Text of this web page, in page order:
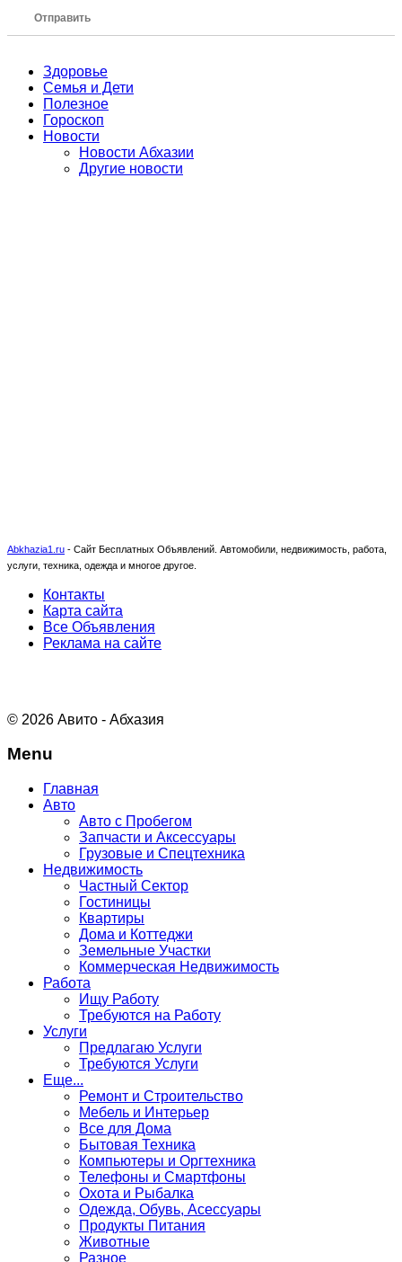
Отправить
Здоровье
Семья и Дети
Полезное
Гороскоп
Новости
Новости Абхазии
Другие новости
Abkhazia1.ru - Сайт Бесплатных Объявлений. Автомобили, недвижимость, работа,
услуги, техника, одежда и многое другое.
Контакты
Карта сайта
Все Объявления
Реклама на сайте
© 2026 Авито - Абхазия
Menu
Главная
Авто
Авто с Пробегом
Запчасти и Аксессуары
Грузовые и Спецтехника
Недвижимость
Частный Сектор
Гостиницы
Квартиры
Дома и Коттеджи
Земельные Участки
Коммерческая Недвижимость
Работа
Ищу Работу
Требуются на Работу
Услуги
Предлагаю Услуги
Требуются Услуги
Еще...
Ремонт и Строительство
Мебель и Интерьер
Все для Дома
Бытовая Техника
Компьютеры и Оргтехника
Телефоны и Смартфоны
Охота и Рыбалка
Одежда, Обувь, Асессуары
Продукты Питания
Животные
Разное